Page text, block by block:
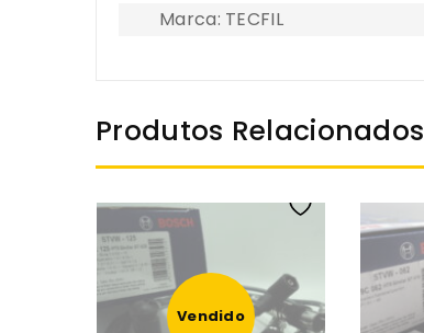
Marca: TECFIL
Produtos Relacionados
Vendido